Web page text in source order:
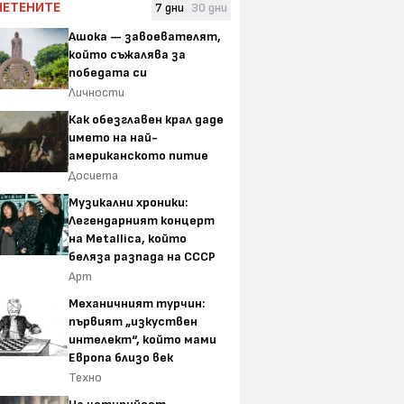
7 дни 30 дни
Ашока — завоевателят,
който съжалява за
победата си
Личности
Как обезглавен крал даде
името на най-
американското питие
Досиета
Музикални хроники:
Легендарният концерт
на Metallica, който
беляза разпада на СССР
Арт
Механичният турчин:
първият „изкуствен
интелект“, който мами
Европа близо век
Техно